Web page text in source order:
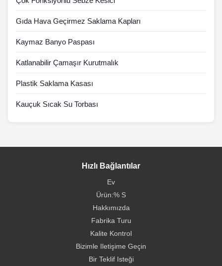
Gıda Hava Geçirmez Saklama Kapları
Kaymaz Banyo Paspası
Katlanabilir Çamaşır Kurutmalık
Plastik Saklama Kasası
Kauçuk Sıcak Su Torbası
Hızlı Bağlantılar
Ev
Ürün:% S
Hakkımızda
Fabrika Turu
Kalite Kontrol
Bizimle Iletişime Geçin
Bir Teklif Isteği